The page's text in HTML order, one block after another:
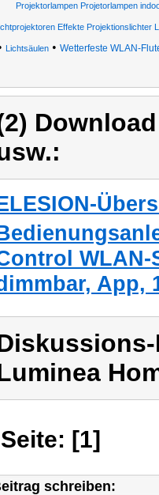
Projektorlampen Projetorlampen
Effekte Projektionslichter
Lichtsäulen • Wetterfeste WLAN-
WLAN-
App,
Seite: [1]
schreiben: